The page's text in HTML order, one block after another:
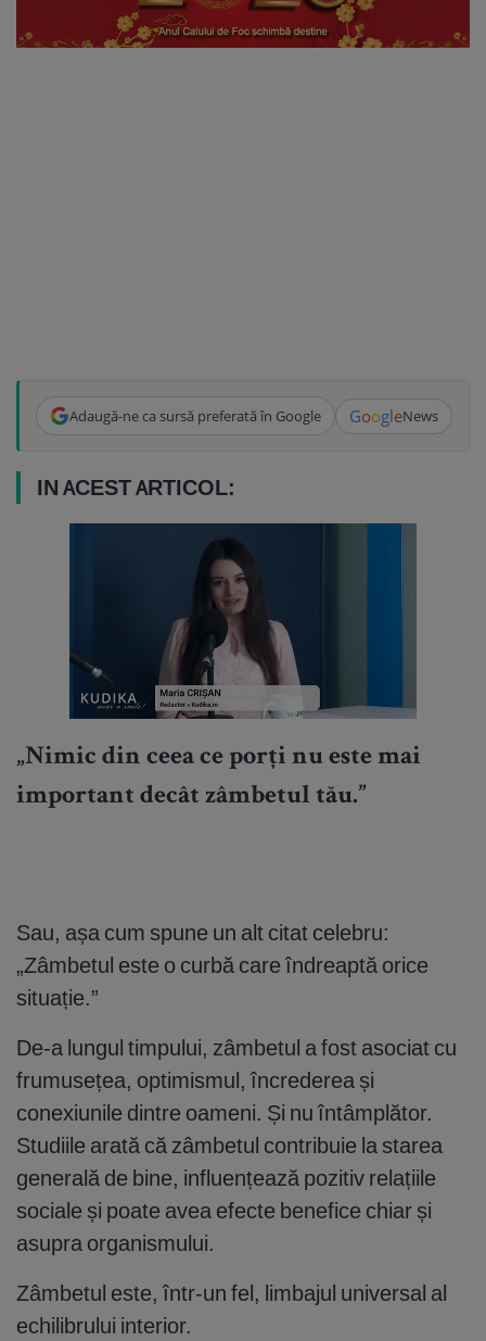
Adaugă-ne ca sursă preferată în Google GoogleNews
IN ACEST ARTICOL:
„Nimic din ceea ce porți nu este mai
important decât zâmbetul tău.”
Sau, așa cum spune un alt citat celebru:
„Zâmbetul este o curbă care îndreaptă orice
situație.”
De-a lungul timpului, zâmbetul a fost asociat cu
frumusețea, optimismul, încrederea și
conexiunile dintre oameni. Și nu întâmplător.
Studiile arată că zâmbetul contribuie la starea
generală de bine, influențează pozitiv relațiile
sociale și poate avea efecte benefice chiar și
asupra organismului.
Zâmbetul este, într-un fel, limbajul universal al
echilibrului interior.